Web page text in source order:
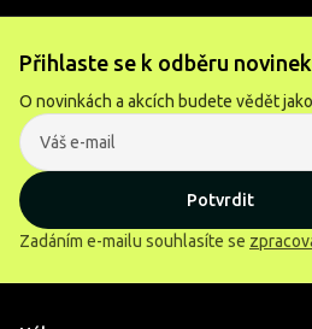
Přihlaste se k odběru
O novinkách a akcích budete vědět
Potvrdit
Zadáním e-mailu souhlasíte se